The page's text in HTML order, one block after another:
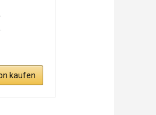
kaufen